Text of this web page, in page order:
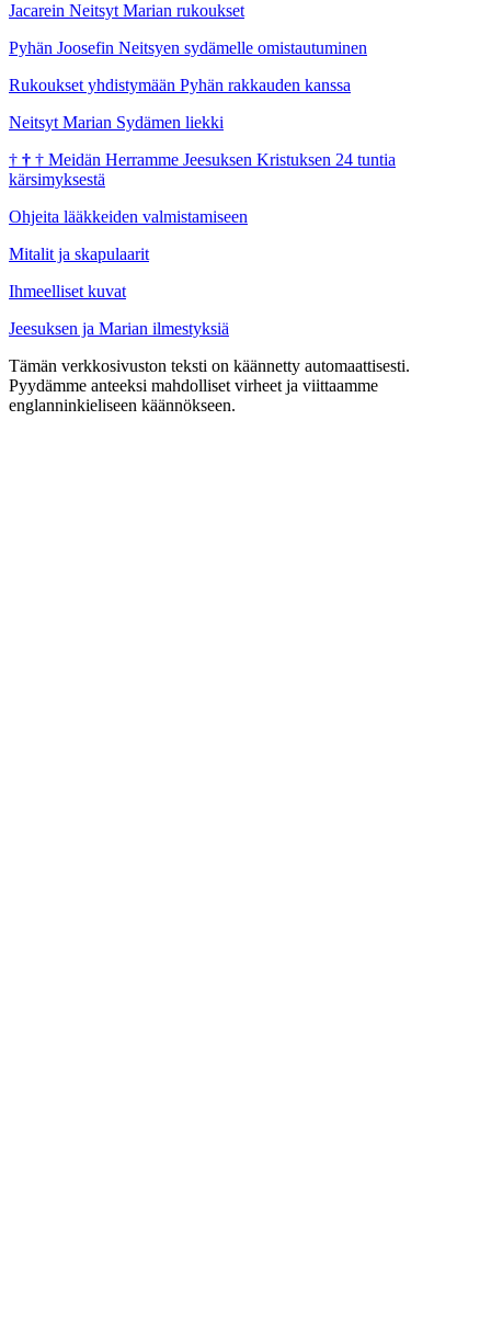
Jacarein Neitsyt Marian rukoukset
Pyhän Joosefin Neitsyen sydämelle omistautuminen
Rukoukset yhdistymään Pyhän rakkauden kanssa
Neitsyt Marian Sydämen liekki
† † † Meidän Herramme Jeesuksen Kristuksen 24 tuntia
kärsimyksestä
Ohjeita lääkkeiden valmistamiseen
Mitalit ja skapulaarit
Ihmeelliset kuvat
Jeesuksen ja Marian ilmestyksiä
Tämän verkkosivuston teksti on käännetty automaattisesti.
Pyydämme anteeksi mahdolliset virheet ja viittaamme
englanninkieliseen käännökseen.